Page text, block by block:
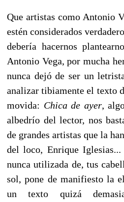
Que artistas como Antonio
estén considerados
debería hacernos
Antonio Vega, por mucha
nunca dejó de ser un
analizar tibiamente el texto
movida: Chica de ayer,
albedrío del lector, nos
de grandes artistas que la
del loco, Enrique
nunca utilizada de, tus
sol, pone de manifiesto la
un texto quizá